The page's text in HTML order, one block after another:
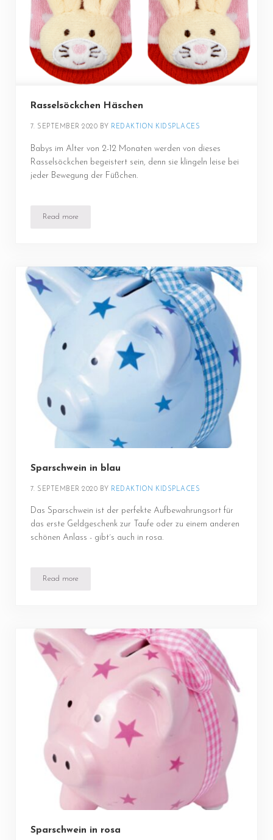
Rasselsöckchen Häschen
7. SEPTEMBER 2020 BY REDAKTION KIDSPLACES
Babys im Alter von 2-12 Monaten werden von dieses
Rasselsöckchen begeistert sein, denn sie klingeln leise bei
jeder Bewegung der Füßchen.
Read moreRasselsöckchen Häschen
Sparschwein in blau
7. SEPTEMBER 2020 BY REDAKTION KIDSPLACES
Das Sparschwein ist der perfekte Aufbewahrungsort für
das erste Geldgeschenk zur Taufe oder zu einem anderen
schönen Anlass - gibt´s auch in rosa.
Read moreSparschwein in blau
Sparschwein in rosa